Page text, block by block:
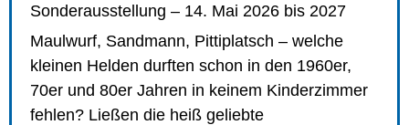
Sonderausstellung – 14. Mai 2026 bis 2027
Maulwurf, Sandmann, Pittiplatsch – welche
kleinen Helden durften schon in den 1960er,
70er und 80er Jahren in keinem Kinderzimmer
fehlen? Ließen die heiß geliebte